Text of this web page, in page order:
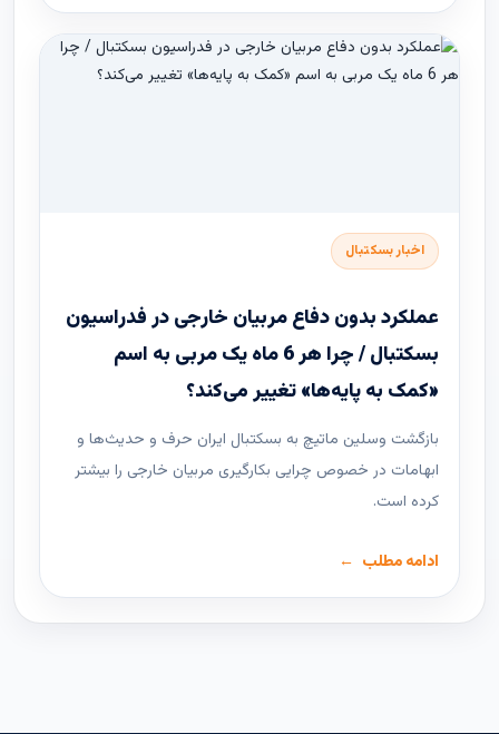
اخبار بسکتبال
عملکرد بدون دفاع مربیان خارجی در فدراسیون
بسکتبال / چرا هر 6 ماه یک مربی به اسم
«کمک به پایه‌ها» تغییر می‌کند؟
بازگشت وسلین ماتیچ به بسکتبال ایران حرف و حدیث‌ها و
ابهامات در خصوص چرایی بکارگیری مربیان خارجی را بیشتر
کرده است.
ادامه مطلب